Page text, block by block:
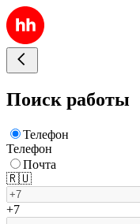
Поиск работы
Телефон
Телефон
Почта
🇷🇺
+7